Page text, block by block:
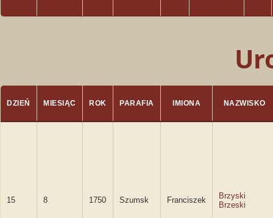
DZIEŃ MIESIĄC ROK PARAFIA IMIONA NAZWISKO
15 8 1750 Szumsk Franciszek
Brzyski
Brzeski